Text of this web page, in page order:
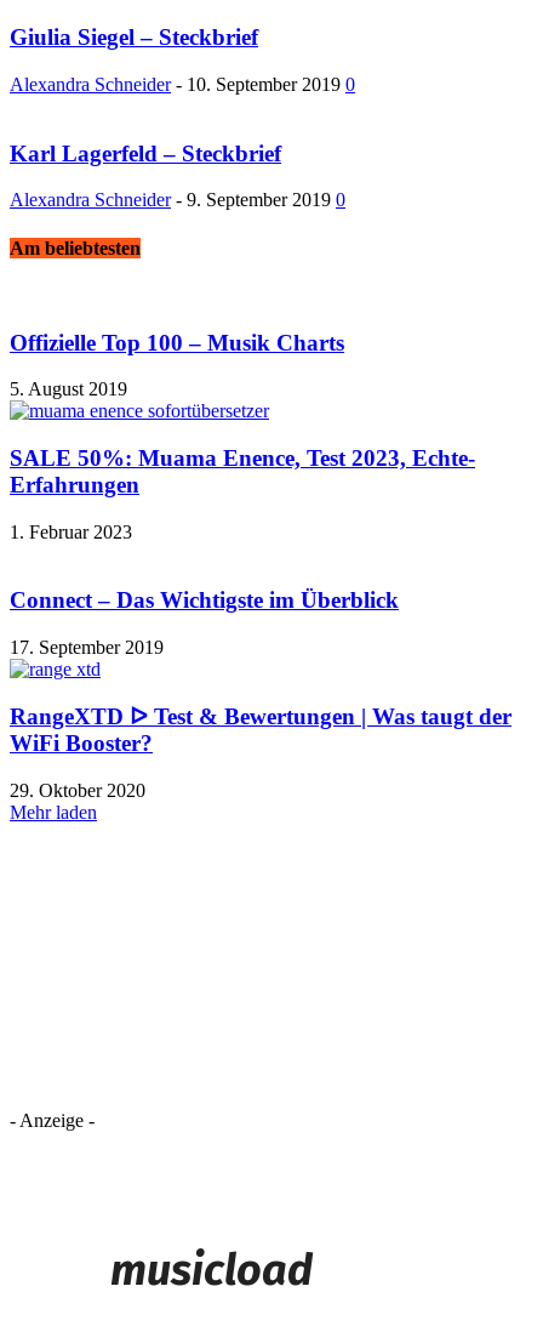
Giulia Siegel – Steckbrief
Alexandra Schneider - 10. September 2019 0
Karl Lagerfeld – Steckbrief
Alexandra Schneider - 9. September 2019 0
Am beliebtesten
Offizielle Top 100 – Musik Charts
5. August 2019
SALE 50%: Muama Enence, Test 2023, Echte-
Erfahrungen
1. Februar 2023
Connect – Das Wichtigste im Überblick
17. September 2019
RangeXTD ᐅ Test & Bewertungen | Was taugt der
WiFi Booster?
29. Oktober 2020
Mehr laden
- Anzeige -
musicload